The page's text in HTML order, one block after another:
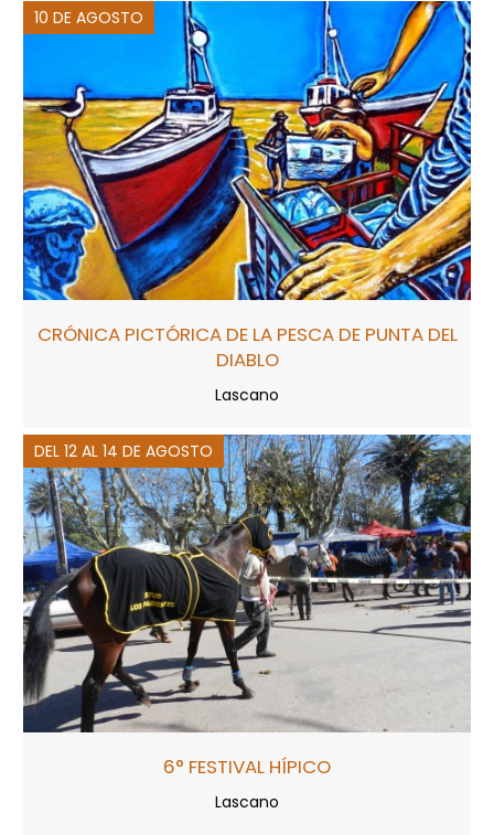
10 DE AGOSTO
CRÓNICA PICTÓRICA DE LA PESCA DE PUNTA DEL
DIABLO
Lascano
DEL 12 AL 14 DE AGOSTO
6° FESTIVAL HÍPICO
Lascano